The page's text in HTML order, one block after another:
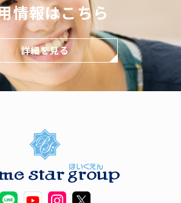
情報はこちら
詳細を見る